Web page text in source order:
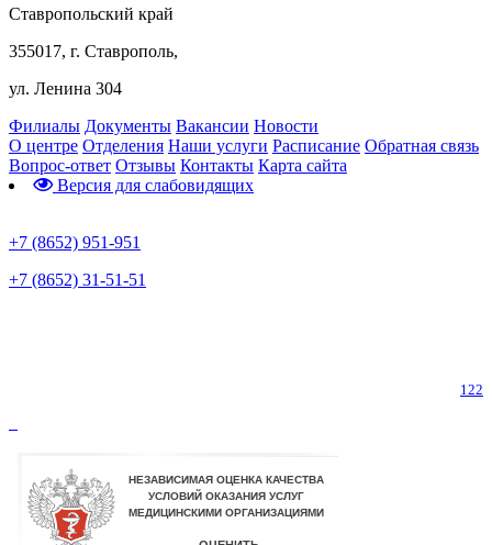
Ставропольский край
355017, г. Ставрополь,
ул. Ленина 304
Филиалы Документы Вакансии Новости
О центре Отделения Наши услуги Расписание Обратная связь
Вопрос-ответ Отзывы Контакты Карта сайта
Версия для слабовидящих
+7 (8652) 951-951
+7 (8652) 31-51-51
122